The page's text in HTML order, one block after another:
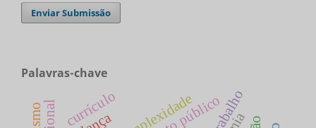
Enviar Submissão
Palavras-chave
currículo